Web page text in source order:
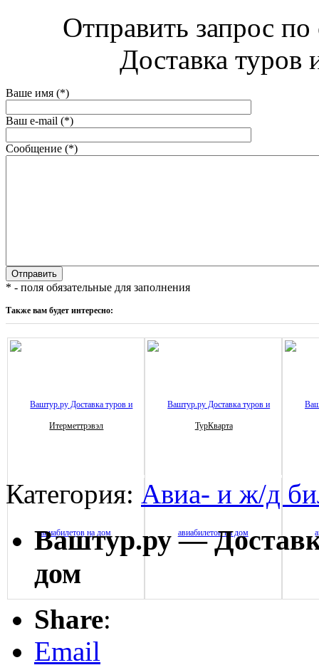
Отправить запрос
Доставка туров
Ваше имя (*)
Ваш e-mail (*)
Сообщение (*)
* - поля обязательные для заполнения
Также вам будет интересно:
Итерметтрэвэл ТурКварта
Категория: Авиа- и ж/д
Ваштур.ру —
дом
Share:
Email